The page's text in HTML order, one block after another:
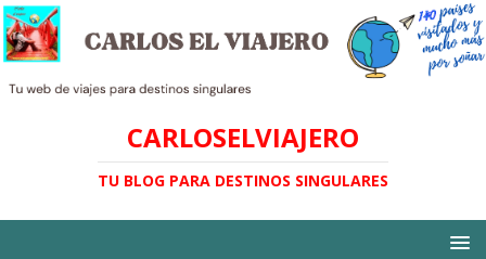
CARLOSELVIAJERO
TU BLOG PARA DESTINOS SINGULARES